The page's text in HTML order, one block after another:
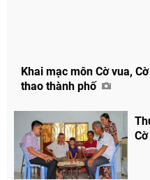
Khai mạc môn Cờ vua,
thao thành phố